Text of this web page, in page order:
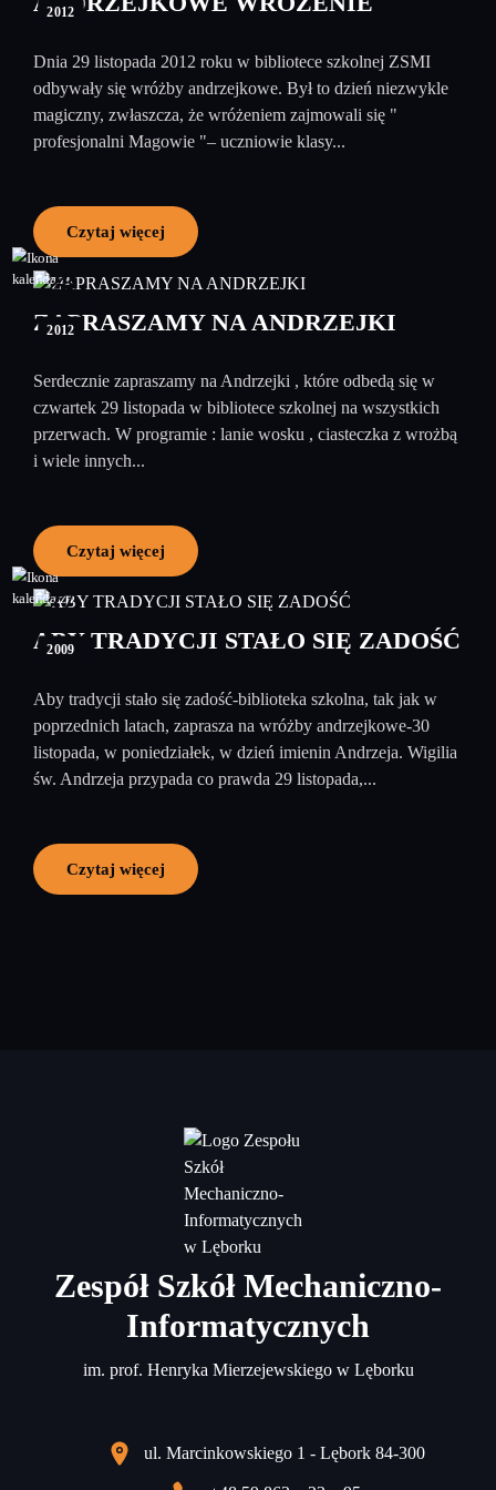
2012
Dnia 29 listopada 2012 roku w bibliotece szkolnej ZSMI
odbywały się wróżby andrzejkowe. Był to dzień niezwykle
magiczny, zwłaszcza, że wróżeniem zajmowali się "
profesjonalni Magowie "– uczniowie klasy...
Czytaj więcej
28
2012
ZAPRASZAMY NA ANDRZEJKI
Serdecznie zapraszamy na Andrzejki , które odbedą się w
czwartek 29 listopada w bibliotece szkolnej na wszystkich
przerwach. W programie : lanie wosku , ciasteczka z wrożbą
i wiele innych...
Czytaj więcej
27
2009
ABY TRADYCJI STAŁO SIĘ ZADOŚĆ
Aby tradycji stało się zadość-biblioteka szkolna, tak jak w
poprzednich latach, zaprasza na wróżby andrzejkowe-30
listopada, w poniedziałek, w dzień imienin Andrzeja. Wigilia
św. Andrzeja przypada co prawda 29 listopada,...
Czytaj więcej
Zespół Szkół Mechaniczno-
Informatycznych
im. prof. Henryka Mierzejewskiego w Lęborku
ul. Marcinkowskiego 1 - Lębork 84-300